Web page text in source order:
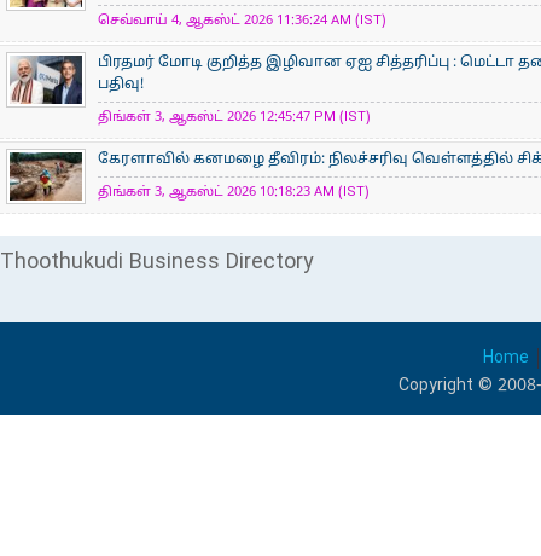
செவ்வாய் 4, ஆகஸ்ட் 2026 11:36:24 AM (IST)
பிரதமர் மோடி குறித்த இழிவான ஏஐ சித்தரிப்பு : மெட்டா
பதிவு!
திங்கள் 3, ஆகஸ்ட் 2026 12:45:47 PM (IST)
கேரளாவில் கனமழை தீவிரம்: நிலச்சரிவு வெள்ளத்தில்
திங்கள் 3, ஆகஸ்ட் 2026 10:18:23 AM (IST)
Thoothukudi Business Directory
Home
Copyright ©